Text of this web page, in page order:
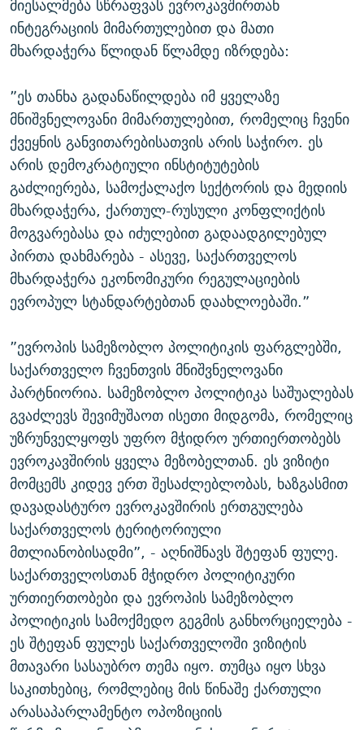
მიესალმება სწრაფვას ევროკავშირთან
ინტეგრაციის მიმართულებით და მათი
მხარდაჭერა წლიდან წლამდე იზრდება:
”ეს თანხა გადანაწილდება იმ ყველაზე
მნიშვნელოვანი მიმართულებით, რომელიც ჩვენი
ქვეყნის განვითარებისათვის არის საჭირო. ეს
არის დემოკრატიული ინსტიტუტების
გაძლიერება, სამოქალაქო სექტორის და მედიის
მხარდაჭერა, ქართულ-რუსული კონფლიქტის
მოგვარებასა და იძულებით გადაადგილებულ
პირთა დახმარება - ასევე, საქართველოს
მხარდაჭერა ეკონომიკური რეგულაციების
ევროპულ სტანდარტებთან დაახლოებაში.”
”ევროპის სამეზობლო პოლიტიკის ფარგლებში,
საქართველო ჩვენთვის მნიშვნელოვანი
პარტნიორია. სამეზობლო პოლიტიკა საშუალებას
გვაძლევს შევიმუშაოთ ისეთი მიდგომა, რომელიც
უზრუნველყოფს უფრო მჭიდრო ურთიერთობებს
ევროკავშირის ყველა მეზობელთან. ეს ვიზიტი
მომცემს კიდევ ერთ შესაძლებლობას, ხაზგასმით
დავადასტურო ევროკავშირის ერთგულება
საქართველოს ტერიტორიული
მთლიანობისადმი”, - აღნიშნავს შტეფან ფულე.
საქართველოსთან მჭიდრო პოლიტიკური
ურთიერთობები და ევროპის სამეზობლო
პოლიტიკის სამოქმედო გეგმის განხორციელება -
ეს შტეფან ფულეს საქართველოში ვიზიტის
მთავარი სასაუბრო თემა იყო. თუმცა იყო სხვა
საკითხებიც, რომლებიც მის წინაშე ქართული
არასაპარლამენტო ოპოზიციის